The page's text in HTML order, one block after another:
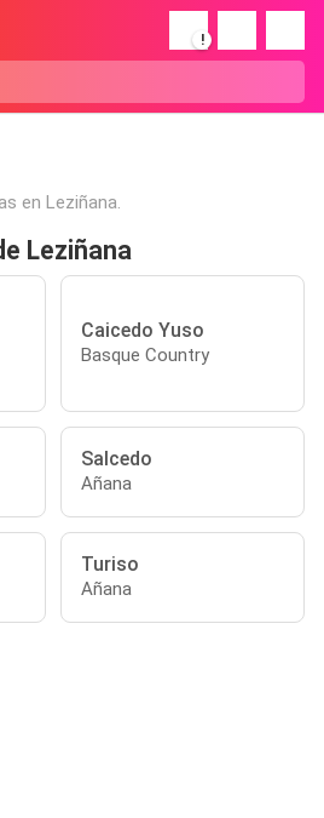
!
en Leziñana.
Leziñana
Caicedo Yuso
Basque Country
Salcedo
Añana
Turiso
Añana